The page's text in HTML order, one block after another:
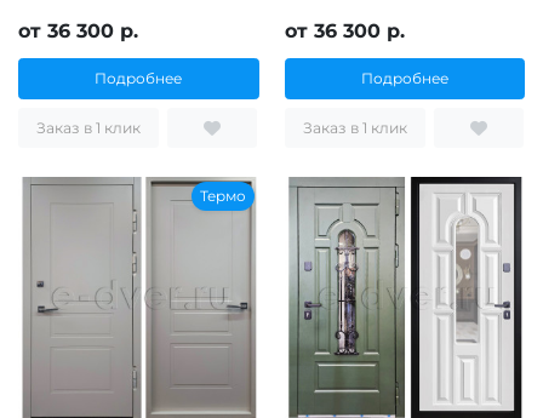
от 36 300 р.
Подробнее
Заказ в 1 клик
от 36 300 р.
Подробнее
Заказ в 1 клик
Термо